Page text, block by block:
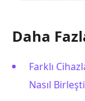
Daha
Farklı
Nasıl